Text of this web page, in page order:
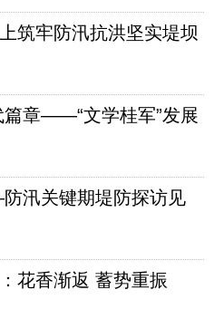
筑牢防汛抗洪坚实堤坝
篇章——“文学桂军”发展
汛关键期堤防探访见
花香渐返 蓄势重振